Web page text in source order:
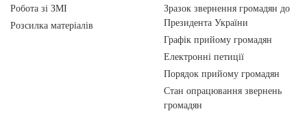
Робота зі ЗМІ
Розсилка матеріалів
Зразок звернення громадян до
Президента України
Графік прийому громадян
Електронні петиції
Порядок прийому громадян
Стан опрацювання звернень
громадян